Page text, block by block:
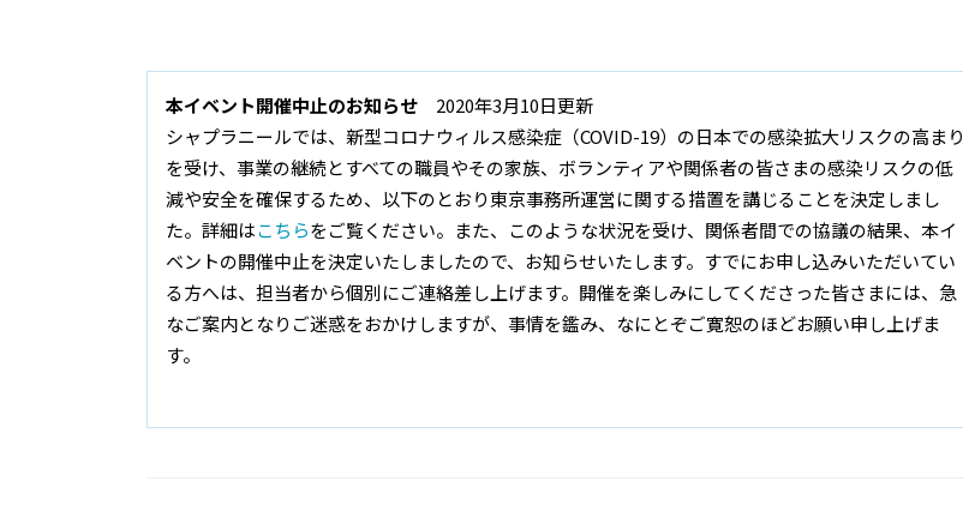
本イベント開催中止のお知らせ 2020年3月10日更新
シャプラニールでは、新型コロナウィルス感染症（COVID-19）の日本での感染拡大リスクの高まり
を受け、事業の継続とすべての職員やその家族、ボランティアや関係者の皆さまの感染リスクの低
減や安全を確保するため、以下のとおり東京事務所運営に関する措置を講じることを決定しまし
た。詳細はこちらをご覧ください。また、このような状況を受け、関係者間での協議の結果、本イ
ベントの開催中止を決定いたしましたので、お知らせいたします。すでにお申し込みいただいてい
る方へは、担当者から個別にご連絡差し上げます。開催を楽しみにしてくださった皆さまには、急
なご案内となりご迷惑をおかけしますが、事情を鑑み、なにとぞご寛恕のほどお願い申し上げま
す。